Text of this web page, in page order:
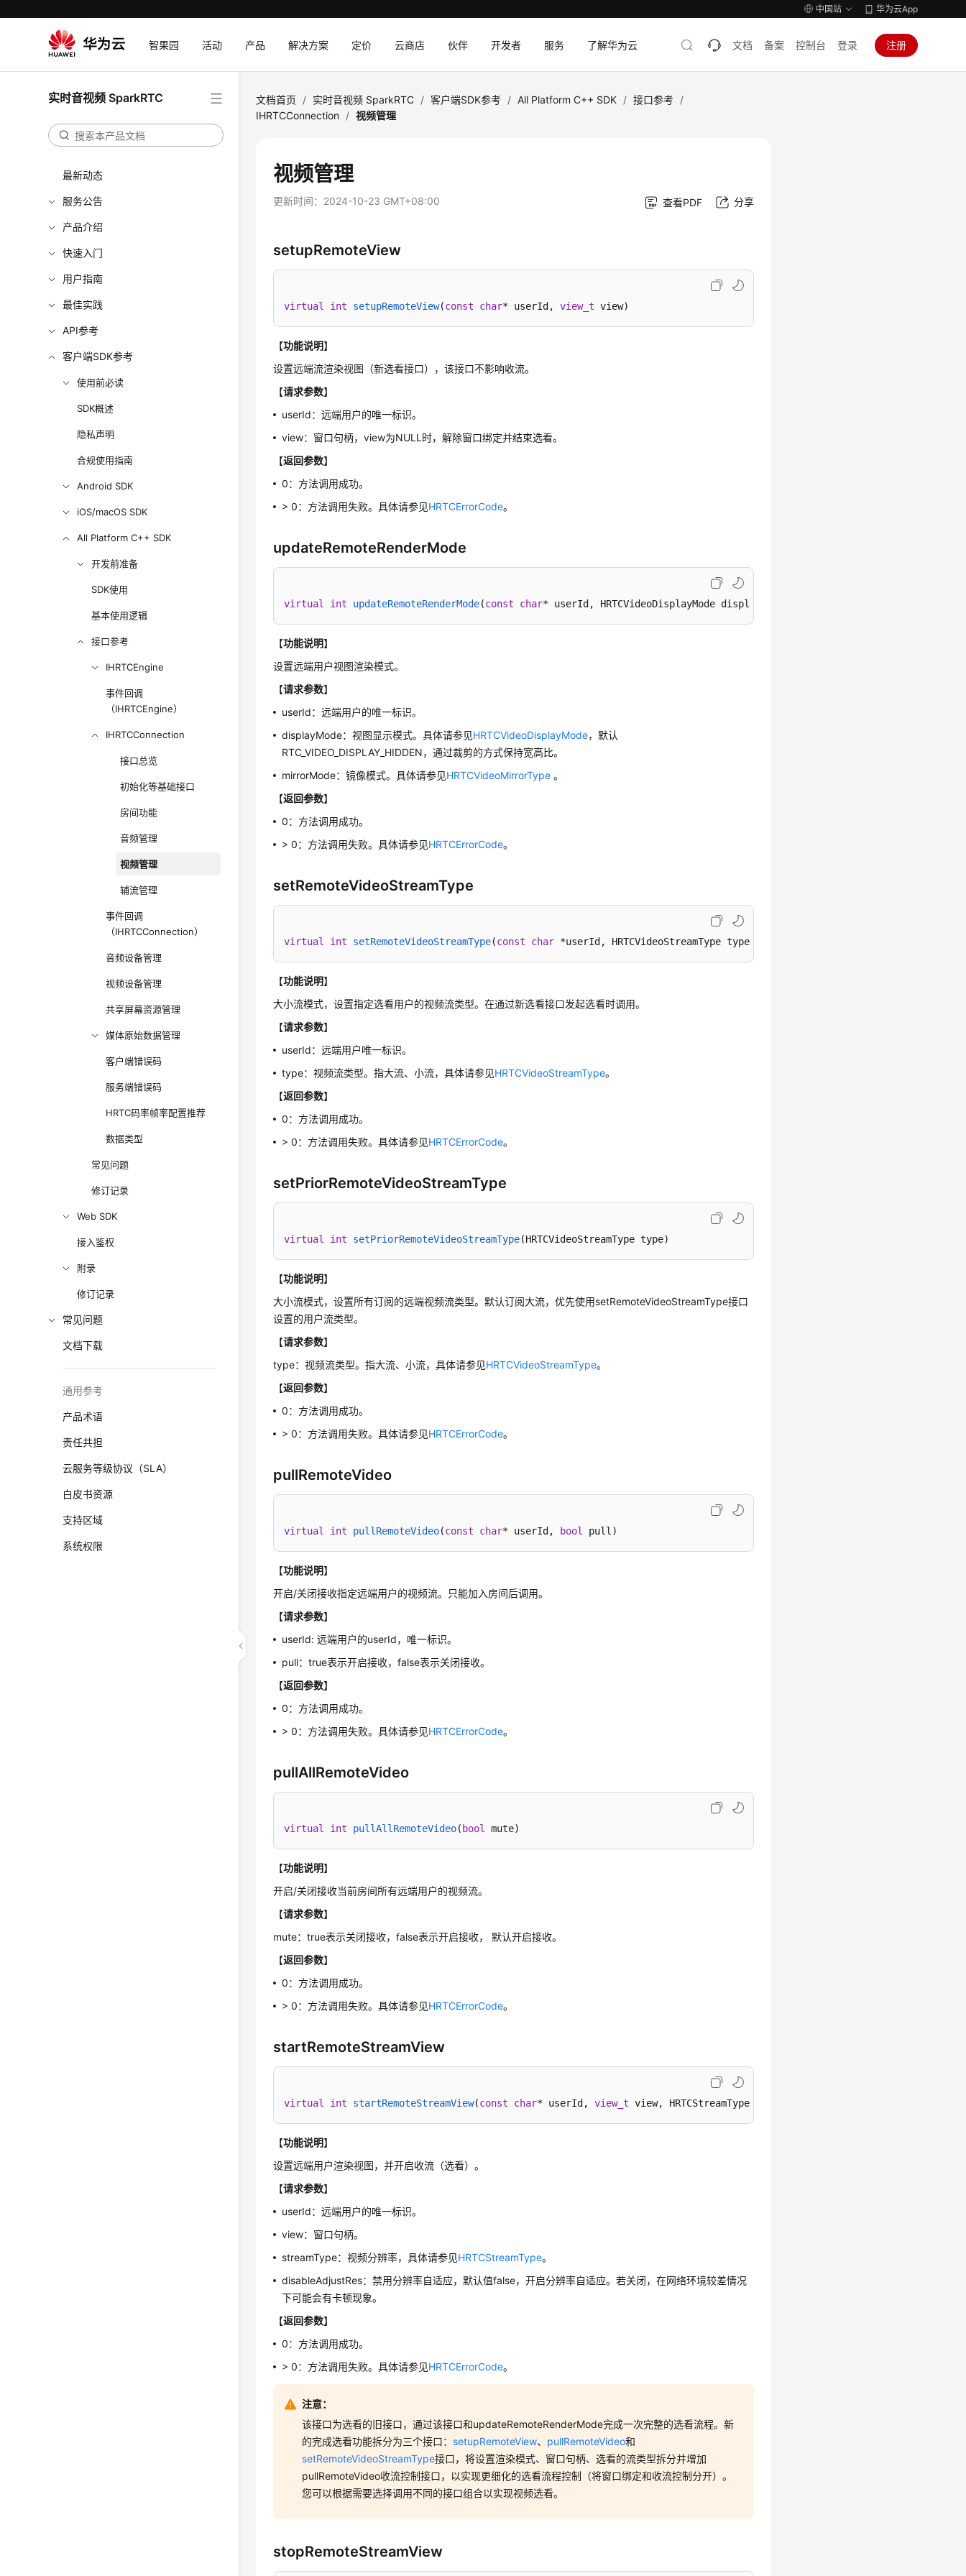
中国站 华为云App
智果园 活动 产品 解决方案 定价 云商店 伙伴 开发者 服务 了解华为云 文档 备案 控制台 登录 注册
实时音视频 SparkRTC
最新动态
服务公告
产品介绍
快速入门
用户指南
最佳实践
API参考
客户端SDK参考
使用前必读
SDK概述
隐私声明
合规使用指南
Android SDK
iOS/macOS SDK
All Platform C++ SDK
开发前准备
SDK使用
基本使用逻辑
接口参考
IHRTCEngine
事件回调
（IHRTCEngine）
IHRTCConnection
接口总览
初始化等基础接口
房间功能
音频管理
视频管理
辅流管理
事件回调
（IHRTCConnection）
音频设备管理
视频设备管理
共享屏幕资源管理
媒体原始数据管理
客户端错误码
服务端错误码
HRTC码率帧率配置推荐
数据类型
常见问题
修订记录
Web SDK
接入鉴权
附录
修订记录
常见问题
文档下载
通用参考
产品术语
责任共担
云服务等级协议（SLA）
白皮书资源
支持区域
系统权限
文档首页 / 实时音视频 SparkRTC / 客户端SDK参考 / All Platform C++ SDK / 接口参考 /
IHRTCConnection / 视频管理
视频管理
更新时间： 2024-10-23 GMT+08:00 查看PDF 分享
setupRemoteView
virtual int setupRemoteView(const char* userId, view_t view)
【功能说明】
设置远端流渲染视图（新选看接口），该接口不影响收流。
【请求参数】
userId：远端用户的唯一标识。
view：窗口句柄，view为NULL时，解除窗口绑定并结束选看。
【返回参数】
0：方法调用成功。
> 0：方法调用失败。具体请参见HRTCErrorCode。
updateRemoteRenderMode
virtual int updateRemoteRenderMode(const char* userId, HRTCVideoDisplayMode displayMode, HRTCVideoMirrorType
【功能说明】
设置远端用户视图渲染模式。
【请求参数】
userId：远端用户的唯一标识。
displayMode：视图显示模式。具体请参见HRTCVideoDisplayMode，默认
RTC_VIDEO_DISPLAY_HIDDEN，通过裁剪的方式保持宽高比。
mirrorMode：镜像模式。具体请参见HRTCVideoMirrorType 。
【返回参数】
0：方法调用成功。
> 0：方法调用失败。具体请参见HRTCErrorCode。
setRemoteVideoStreamType
virtual int setRemoteVideoStreamType(const char *userId, HRTCVideoStreamType type)
【功能说明】
大小流模式，设置指定选看用户的视频流类型。在通过新选看接口发起选看时调用。
【请求参数】
userId：远端用户唯一标识。
type：视频流类型。指大流、小流，具体请参见HRTCVideoStreamType。
【返回参数】
0：方法调用成功。
> 0：方法调用失败。具体请参见HRTCErrorCode。
setPriorRemoteVideoStreamType
virtual int setPriorRemoteVideoStreamType(HRTCVideoStreamType type)
【功能说明】
大小流模式，设置所有订阅的远端视频流类型。默认订阅大流，优先使用setRemoteVideoStreamType接口
设置的用户流类型。
【请求参数】
type：视频流类型。指大流、小流，具体请参见HRTCVideoStreamType。
【返回参数】
0：方法调用成功。
> 0：方法调用失败。具体请参见HRTCErrorCode。
pullRemoteVideo
virtual int pullRemoteVideo(const char* userId, bool pull)
【功能说明】
开启/关闭接收指定远端用户的视频流。只能加入房间后调用。
【请求参数】
userId: 远端用户的userId，唯一标识。
pull：true表示开启接收，false表示关闭接收。
【返回参数】
0：方法调用成功。
> 0：方法调用失败。具体请参见HRTCErrorCode。
pullAllRemoteVideo
virtual int pullAllRemoteVideo( bool mute)
【功能说明】
开启/关闭接收当前房间所有远端用户的视频流。
【请求参数】
mute：true表示关闭接收，false表示开启接收， 默认开启接收。
【返回参数】
0：方法调用成功。
> 0：方法调用失败。具体请参见HRTCErrorCode。
startRemoteStreamView
virtual int startRemoteStreamView(const char* userId, view_t view, HRTCStreamType streamType,
【功能说明】
设置远端用户渲染视图，并开启收流（选看）。
【请求参数】
userId：远端用户的唯一标识。
view：窗口句柄。
streamType：视频分辨率，具体请参见HRTCStreamType。
disableAdjustRes：禁用分辨率自适应，默认值false，开启分辨率自适应。若关闭，在网络环境较差情况
下可能会有卡顿现象。
【返回参数】
0：方法调用成功。
> 0：方法调用失败。具体请参见HRTCErrorCode。
注意：
该接口为选看的旧接口，通过该接口和updateRemoteRenderMode完成一次完整的选看流程。新
的完成选看功能拆分为三个接口： setupRemoteView、 pullRemoteVideo和
setRemoteVideoStreamType接口，将设置渲染模式、窗口句柄、选看的流类型拆分并增加
pullRemoteVideo收流控制接口，以实现更细化的选看流程控制（将窗口绑定和收流控制分开）。
您可以根据需要选择调用不同的接口组合以实现视频选看。
stopRemoteStreamView